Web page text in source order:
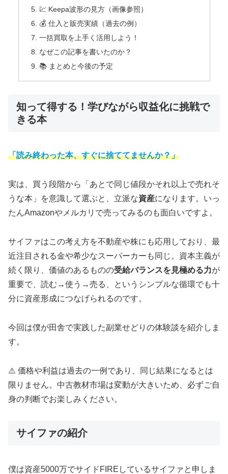
💹 Keepa波形の見方（画像参照）
💰 仕入と販売実績（過去の例）
一括買取を上手く活用しよう！
なぜこの記事を書いたのか？
📚 まとめと今後の予定
知って得する！学びながら収益化に挑戦で
きる本
「読み終わった本、すぐに捨ててませんか？」
実は、買う段階から「あとで同じ値段かそれ以上で売れそ
うな本」を意識して選ぶと、立派な資産になります。いっ
たんAmazonやメルカリで売ってみるのも面白いですよ。
サイファはこの考え方を不動産や株にも応用しており、最
近注目される金や希少なスーパーカーも同じ。資本主義が
続く限り、価値のあるものの受給バランスを見極める力が
重要で、読む→使う→売る、というシンプルな循環でも十
分に資産形成につなげられるのです。
今回は僕が田舎で実践した副業せどりの体験談を紹介しま
す。
⚠️ 価格や利益は過去の一例であり、同じ結果になるとは
限りません。中古教材市場は変動が大きいため、必ずご自
身の判断でお楽しみください。
サイファの紹介
僕は資産5000万でサイドFIREしているサイファと申しま